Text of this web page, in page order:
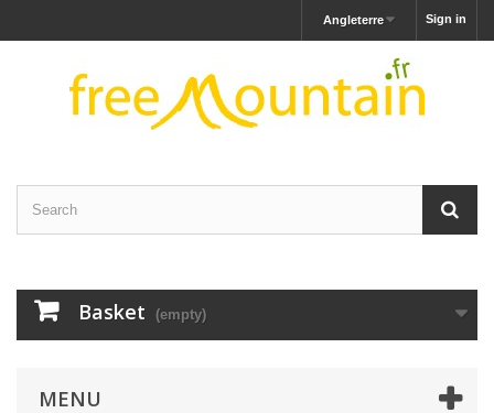
Sign in
Angleterre
Basket (empty)
MENU